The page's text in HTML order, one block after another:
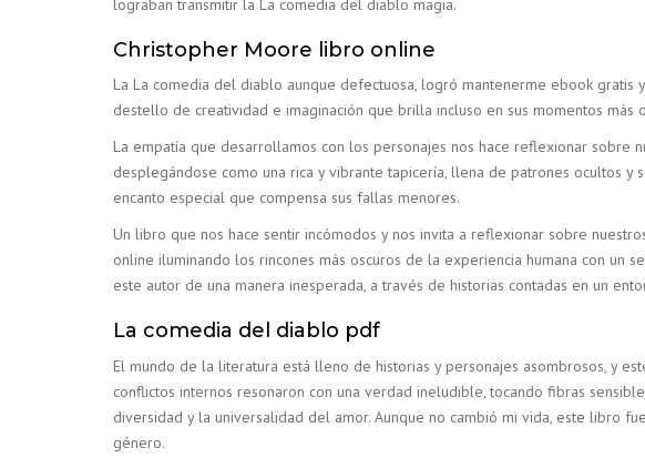
Christopher Moore libro online​
La La comedia del diablo aunque defectuosa, logró mantenerme ebook
destello de creatividad e imaginación que brilla incluso en sus momentos
La empatía que desarrollamos con los personajes nos hace reflexionar sobre
desplegándose como una rica y vibrante tapicería, llena de patrones ocultos
encanto especial que compensa sus fallas menores.
Un libro que nos hace sentir incómodos y nos invita a reflexionar sobre
online​ iluminando los rincones más oscuros de la experiencia humana con
este autor de una manera inesperada, a través de historias contadas en un
La comedia del diablo pdf
El mundo de la literatura está lleno de historias y personajes asombrosos, y
conflictos internos resonaron con una verdad ineludible, tocando fibras
diversidad y la universalidad del amor. Aunque no cambió mi vida, este libro
género.